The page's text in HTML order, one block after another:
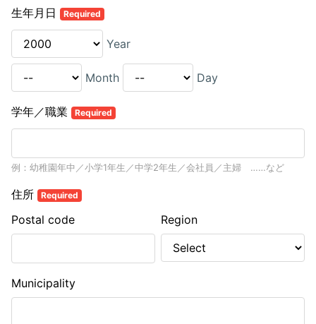
生年月日 Required
Year
Month Day
学年／職業 Required
例：幼稚園年中／小学1年生／中学2年生／会社員／主婦 ……など
住所 Required
Postal code Region
Municipality